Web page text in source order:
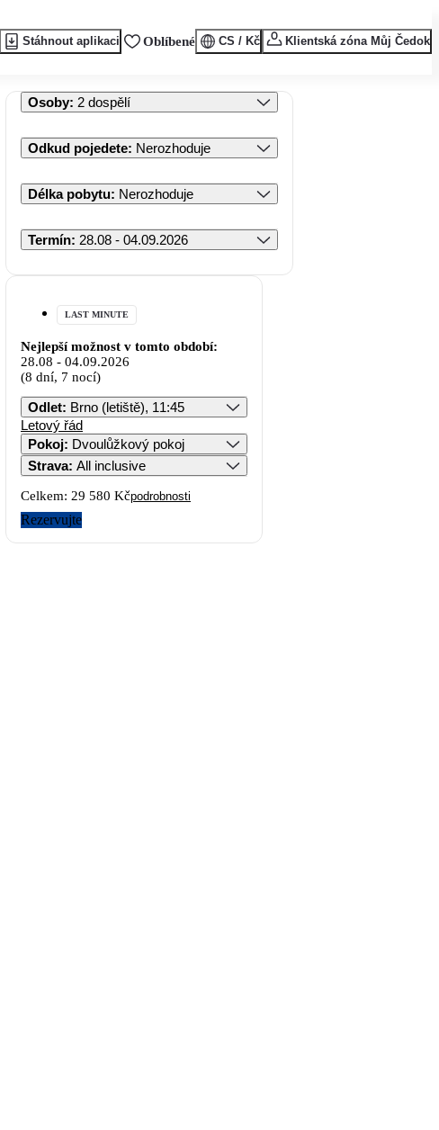
Stáhnout aplikaci Oblíbené CS / Kč Klientská zóna Můj Čedok
Osoby: 2 dospělí
Odkud pojedete: Nerozhoduje
Délka pobytu: Nerozhoduje
Termín: 28.08 - 04.09.2026
LAST MINUTE
Nejlepší možnost v tomto období:
28.08 - 04.09.2026
(8 dní, 7 nocí)
Odlet: Brno (letiště), 11:45
Letový řád
Pokoj: Dvoulůžkový pokoj
Strava: All inclusive
Celkem: 29 580 Kčpodrobnosti
Rezervujte